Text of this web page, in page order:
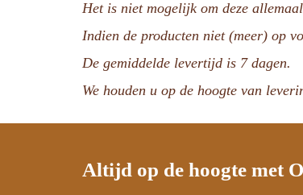
Het is niet mogelijk om deze
Indien de producten niet (meer) op
De gemiddelde levertijd is 7 dagen.
We houden u op de hoogte van
Altijd op de hoogte met